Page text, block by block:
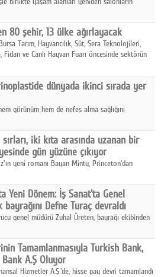
kodlarını açıklıyor.
80 şehir, 13 ülke ağırlayacak
Tarım, Hayvancılık, Süt, Sera Teknolojileri,
Fidan ve Canlı Hayvan Fuarı öncesinde sektörün
dünyada ikinci sırada yer
görünüm hem de nefes alma sağlığını
sırları, iki kıta arasında uzanan bir
gün yüzüne çıkıyor
yeni romanı Bayan Minty, Princeton'dan
aile hikâyesi anlatıyor.
Yeni Dönem: İş Sanat'ta Genel
Defne Turaç devraldı
genel müdürü Zuhal Üreten, bayrağı ekibinden
Tamamlanmasıyla Turkish Bank,
A.Ş Oluyor
Hizmetler A.Ş.'de, hisse pay devri tamamlandı